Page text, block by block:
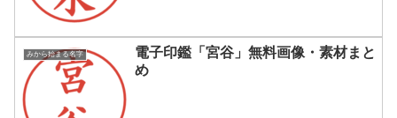
みから始まる名字
電子印鑑「宮谷」無料画像・素材まと
め